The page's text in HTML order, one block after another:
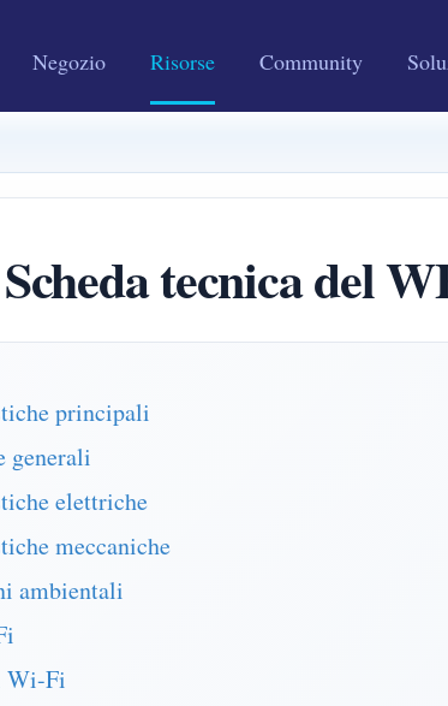
Negozio Risorse Community
Scheda tecnica del
principali
generali
elettriche
meccaniche
ambientali
Wi-Fi